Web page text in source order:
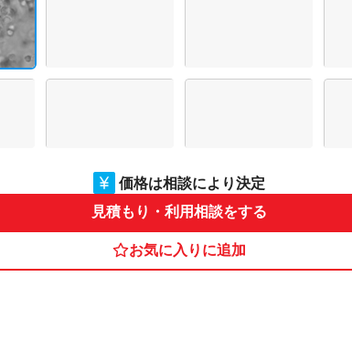
価格は相談により決定
見積もり・利用相談をする
お気に入りに追加